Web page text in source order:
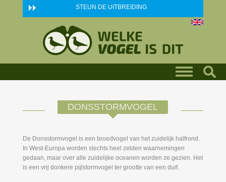
Skip to main content STEUN DE UITBREIDING
DONSSTORMVOGEL
De Donsstormvogel is een broedvogel van het zuidelijk halfrond.
In West-Europa worden slechts heel zelden waarnemingen
gedaan, maar over alle zuidelijke oceanen worden ze gezien. Het
is een vrij donkere pijlstormvogel ter grootte van een duif.